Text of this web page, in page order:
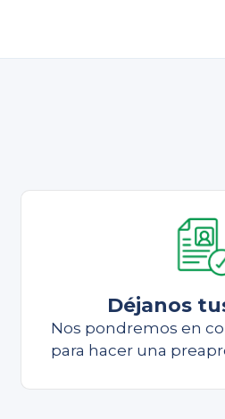
Déjanos
Nos pondremos en
para hacer una